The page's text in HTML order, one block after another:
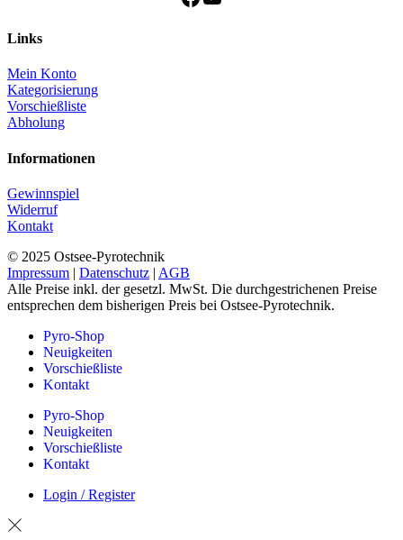
Links
Mein Konto
Kategorisierung
Vorschießliste
Abholung
Informationen
Gewinnspiel
Widerruf
Kontakt
© 2025 Ostsee-Pyrotechnik
Impressum | Datenschutz | AGB
Alle Preise inkl. der gesetzl. MwSt. Die durchgestrichenen Preise
entsprechen dem bisherigen Preis bei Ostsee-Pyrotechnik.
Pyro-Shop
Neuigkeiten
Vorschießliste
Kontakt
Pyro-Shop
Neuigkeiten
Vorschießliste
Kontakt
Login / Register